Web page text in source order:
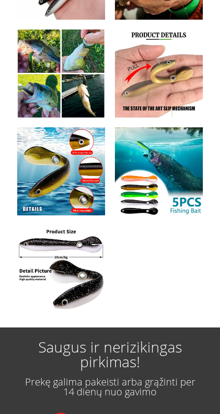
Saugus ir nerizikingas
pirkimas!
Prekę galima pakeisti arba grąžinti per
14 dienų nuo gavimo